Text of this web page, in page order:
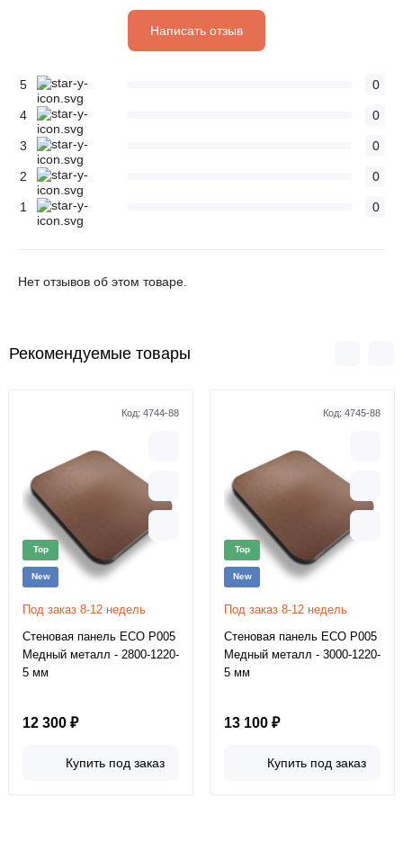
Написать отзыв
5 0
4 0
3 0
2 0
1 0
Нет отзывов об этом товаре.
Рекомендуемые товары
Код: 4744-88
Top
New
Под заказ 8-12 недель
Стеновая панель ECO P005
Медный металл - 2800-1220-
5 мм
12 300 ₽
Купить под заказ
Код: 4745-88
Top
New
Под заказ 8-12 недель
Стеновая панель ECO P005
Медный металл - 3000-1220-
5 мм
13 100 ₽
Купить под заказ